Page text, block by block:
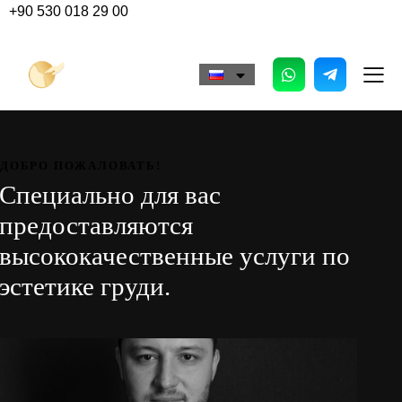
+90 530 018 29 00
Специально для вас
предоставляются
высококачественные услуги по
эстетике груди.